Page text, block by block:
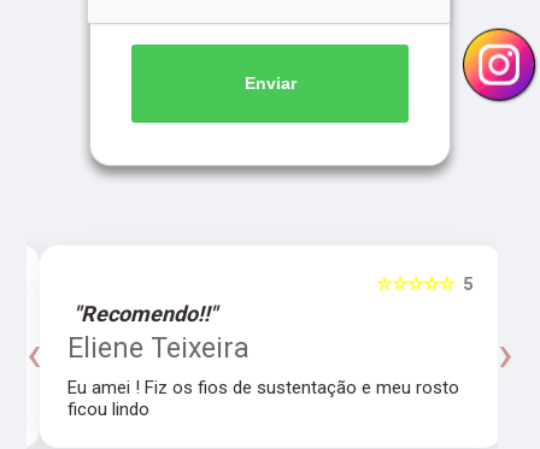
Enviar
5
☆☆☆☆☆
"Recomendo!!"
Eliene Teixeira
Eu amei ! Fiz os fios de sustentação e meu rosto
ficou lindo
‹ ›